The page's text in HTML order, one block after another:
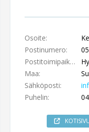
Osoite:
Postinumero:
Postitoimipaikka:
Maa:
Sähköposti:
Puhelin: